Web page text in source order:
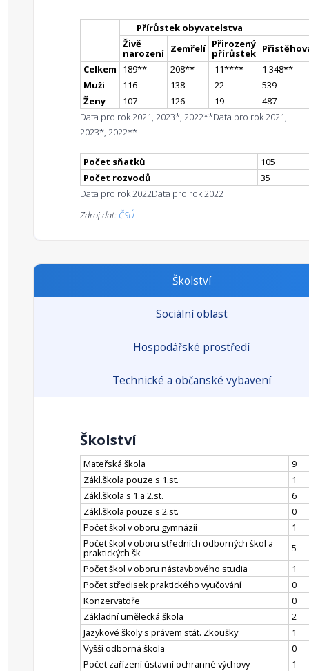
Přírůstek obyvatelstva
Živě
narození Zemřelí Přirozený
přírůstek
Celkem
189** 208** -11**** 1 348**
Muži
116 138 -22
539
Ženy
107 126 -19
487
Data pro rok 2021, 2023*, 2022**Data pro rok 2021,
2023*, 2022**
Počet sňatků
105
Počet rozvodů
35
Data pro rok 2022Data pro rok 2022
Zdroj dat: ČSÚ
Školství
Sociální oblast
Hospodářské prostředí
Technické a občanské vybavení
Školství
Mateřská škola
9
Zákl.škola pouze s 1.st.
1
Zákl.škola s 1.a 2.st.
6
Zákl.škola pouze s 2.st.
0
Počet škol v oboru gymnázií
1
Počet škol v oboru středních odborných škol a
praktických šk
5
Počet škol v oboru nástavbového studia
1
Počet středisek praktického vyučování
0
Konzervatoře
0
Základní umělecká škola
2
Jazykové školy s právem stát. Zkoušky
1
Vyšší odborná škola
0
Počet zařízení ústavní ochranné výchovy
1